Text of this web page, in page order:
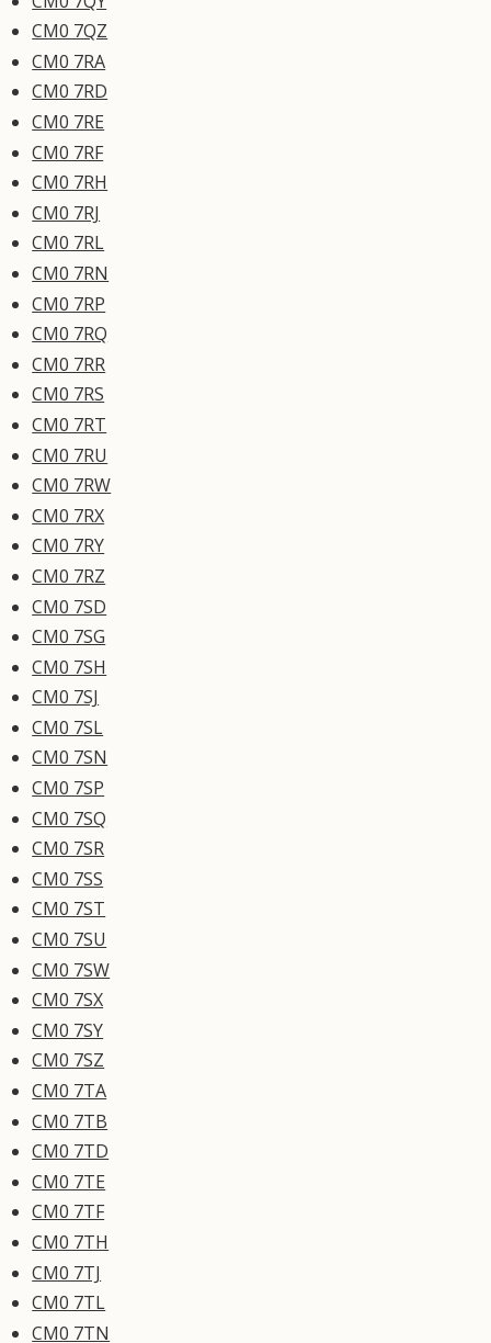
CM0 7QZ
CM0 7RA
CM0 7RD
CM0 7RE
CM0 7RF
CM0 7RH
CM0 7RJ
CM0 7RL
CM0 7RN
CM0 7RP
CM0 7RQ
CM0 7RR
CM0 7RS
CM0 7RT
CM0 7RU
CM0 7RW
CM0 7RX
CM0 7RY
CM0 7RZ
CM0 7SD
CM0 7SG
CM0 7SH
CM0 7SJ
CM0 7SL
CM0 7SN
CM0 7SP
CM0 7SQ
CM0 7SR
CM0 7SS
CM0 7ST
CM0 7SU
CM0 7SW
CM0 7SX
CM0 7SY
CM0 7SZ
CM0 7TA
CM0 7TB
CM0 7TD
CM0 7TE
CM0 7TF
CM0 7TH
CM0 7TJ
CM0 7TL
CM0 7TN